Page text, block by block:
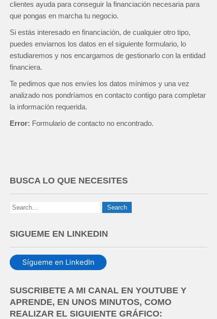
clientes ayuda para conseguir la financiación necesaria para
que pongas en marcha tu negocio.
Si estás interesado en financiación, de cualquier otro tipo,
puedes enviarnos los datos en el siguiente formulario, lo
estudiaremos y nos encargamos de gestionarlo con la entidad
financiera.
Te pedimos que nos envíes los datos mínimos y una vez
analizado nos pondríamos en contacto contigo para completar
la información requerida.
Error: Formulario de contacto no encontrado.
BUSCA LO QUE NECESITES
SIGUEME EN LINKEDIN
Sígueme en LinkedIn
SUSCRIBETE A MI CANAL EN YOUTUBE Y
APRENDE, EN UNOS MINUTOS, COMO
REALIZAR EL SIGUIENTE GRÁFICO: